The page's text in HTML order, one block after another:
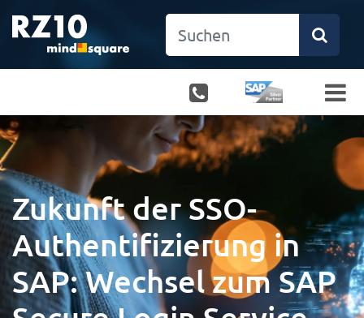
Zukunft der SSO-
Authentifizierung in
SAP: Wechsel zum SAP